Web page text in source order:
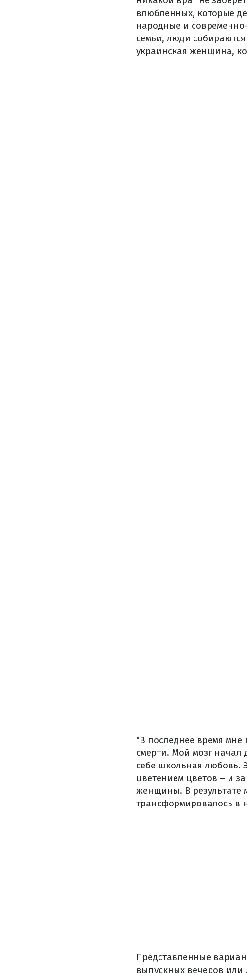
влюбленных, которые
народные и
семьи, люди
украинская женщина,
"В последнее время мне
смерти. Мой мозг начал
себе школьная любовь.
цветением цветов – и
женщины. В результате
трансформировалось в
Представленные
выпускных вечеров